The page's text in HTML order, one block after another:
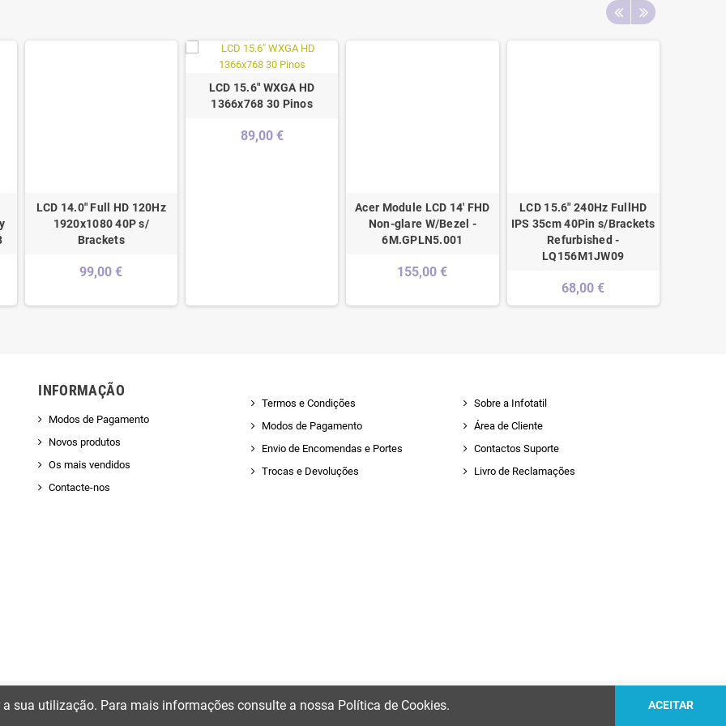
LCD 14.0" Full HD 120Hz
1920x1080 40P s/
Brackets
99,00 €
LCD 15.6" WXGA HD
1366x768 30 Pinos
89,00 €
Acer Module LCD 14' FHD
Non-glare W/Bezel -
6M.GPLN5.001
155,00 €
LCD 15.6" 240Hz FullHD
IPS 35cm 40Pin s/Brackets
Refurbished -
LQ156M1JW09
68,00 €
INFORMAÇÃO
Modos de Pagamento
Novos produtos
Os mais vendidos
Contacte-nos
Termos e Condições
Modos de Pagamento
Envio de Encomendas e Portes
Trocas e Devoluções
Sobre a Infotatil
Área de Cliente
Contactos Suporte
Livro de Reclamações
sua utilização. Para mais informações consulte a nossa Política de Cookies. ACEITAR